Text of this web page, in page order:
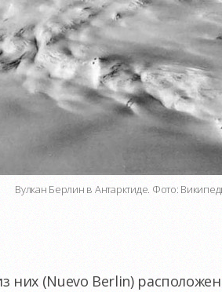
Вулкан Берлин в Антарктиде. Фото:
них (Nuevo Berlin)